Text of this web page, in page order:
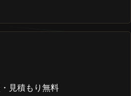
見積もり無料